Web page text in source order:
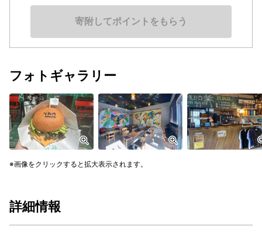
寄附してポイントをもらう
フォトギャラリー
画像をクリックすると拡大表示されます。
詳細情報